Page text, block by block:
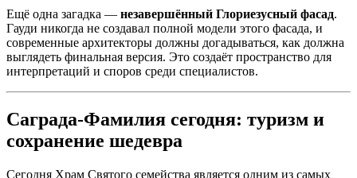
Ещё одна загадка — незавершённый Глориезусный фасад.
Гауди никогда не создавал полной модели этого фасада, и
современные архитекторы должны догадываться, как должна
выглядеть финальная версия. Это создаёт пространство для
интерпретаций и споров среди специалистов.
Саграда-Фамилия сегодня: туризм и
сохранение шедевра
Сегодня Храм Святого семейства является одним из самых